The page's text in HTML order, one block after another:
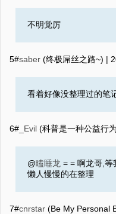
不明觉厉
5#saber (终极屌丝之路~) |
看着好像没整理过的笔
6# _Evil (科普是一种公益行
@瞌睡龙 = = 啊龙哥,等
懒人慢慢的在整理
7#cnrstar (Be My Personal